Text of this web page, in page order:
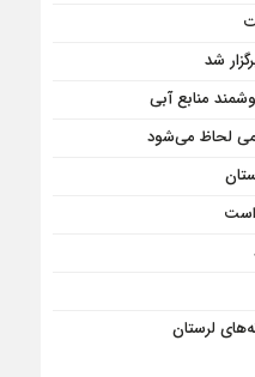
شد
منابع آبی
لحاظ می‌شود
است